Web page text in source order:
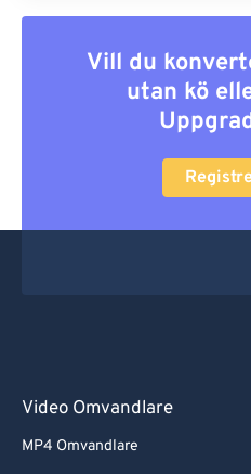
Vill du
utan kö
Video Omvandlare
MP4 Omvandlare